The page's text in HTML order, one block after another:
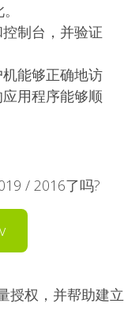
制台，并验证
能够正确地访
用程序能够顺
/ 2016了吗?
授权，并帮助建立